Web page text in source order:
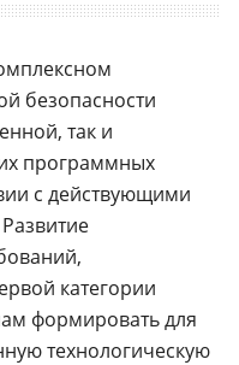
безопасности
так и
программных
с действующими
категории
формировать для
технологическую